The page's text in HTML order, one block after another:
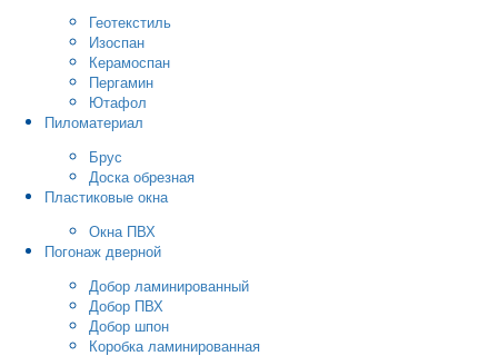
Геотекстиль
Изоспан
Керамоспан
Пергамин
Ютафол
Пиломатериал
Брус
Доска обрезная
Пластиковые окна
Окна ПВХ
Погонаж дверной
Добор ламинированный
Добор ПВХ
Добор шпон
Коробка ламинированная